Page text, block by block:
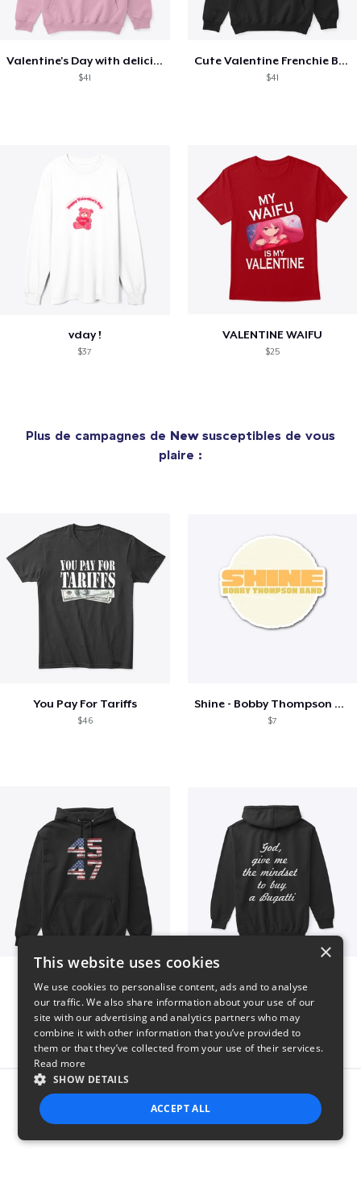
Valentine's Day with delicious food
$41
Cute Valentine Frenchie Bulldog
$41
vday !
$37
VALENTINE WAIFU
$25
Plus de campagnes de Newsusceptibles de vous
plaire :
You Pay For Tariffs
$46
Shine - Bobby Thompson Band Merch
$7
Report this product
×
This website uses cookies
We use cookies to personalise content, ads and to analyse
our traffic. We also share information about your use of our
site with our advertising and analytics partners who may
combine it with other information that you’ve provided to
them or that they’ve collected from your use of their services.
Read more
SHOW DETAILS
ACCEPT ALL
STRICTLY NECESSARY PERFORMANCE